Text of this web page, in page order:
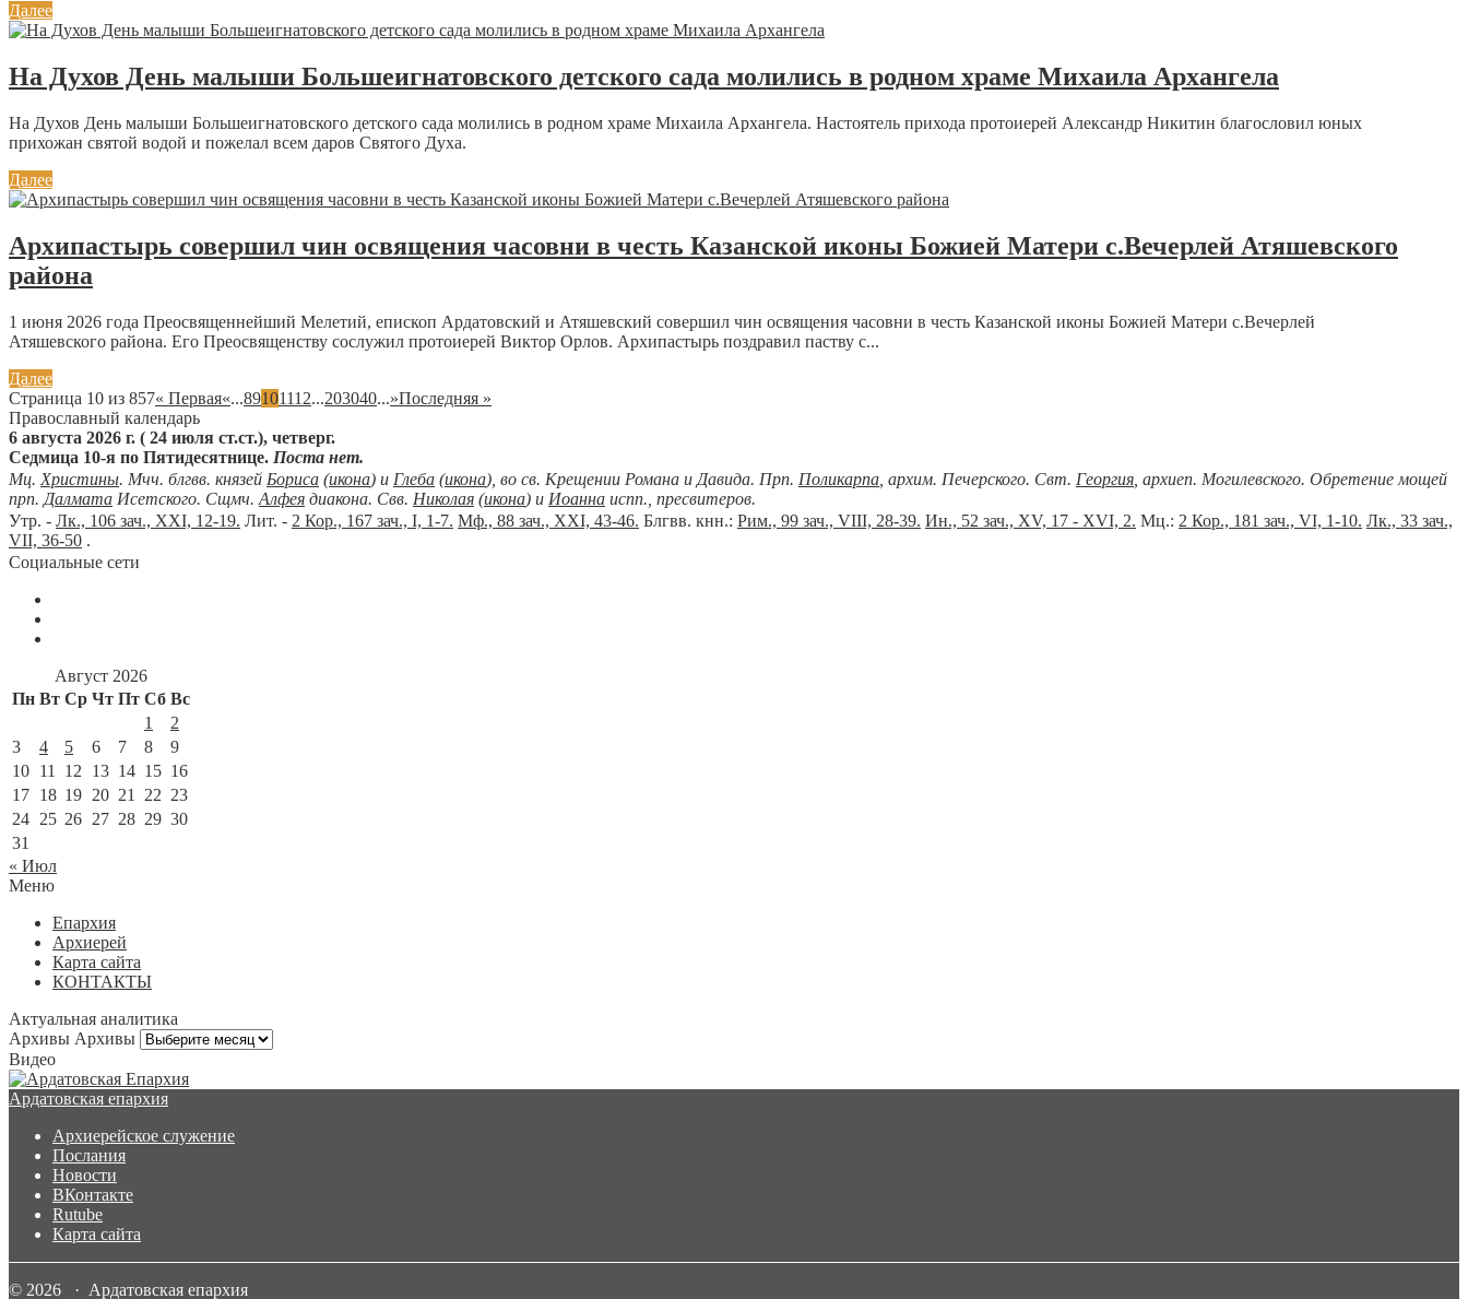
Далее
На Духов День малыши Большеигнатовского детского сада молились в родном храме Михаила Архангела
На Духов День малыши Большеигнатовского детского сада молились в родном храме Михаила Архангела. Настоятель прихода протоиерей Александр Никитин благословил юных
прихожан святой водой и пожелал всем даров Святого Духа.
Далее
Архипастырь совершил чин освящения часовни в честь Казанской иконы Божией Матери с.Вечерлей Атяшевского
района
1 июня 2026 года Преосвященнейший Мелетий, епископ Ардатовский и Атяшевский совершил чин освящения часовни в честь Казанской иконы Божией Матери с.Вечерлей
Атяшевского района. Его Преосвященству сослужил протоиерей Виктор Орлов. Архипастырь поздравил паству с...
Далее
Страница 10 из 857« Первая«...89101112...203040...»Последняя »
Православный календарь
6 августа 2026 г. ( 24 июля ст.ст.), четверг.
Седмица 10-я по Пятидесятнице. Поста нет.
Мц. Христины. Мчч. блгвв. князей Бориса (икона) и Глеба (икона), во св. Крещении Романа и Давида. Прп. Поликарпа , архим. Печерского. Свт. Георгия , архиеп. Могилевского. Обретение мощей
прп. Далмата Исетского. Сщмч. Алфея диакона. Свв. Николая (икона) и Иоанна испп., пресвитеров.
Утр. - Лк., 106 зач., XXI, 12-19. Лит. - 2 Кор., 167 зач., I, 1-7. Мф., 88 зач., XXI, 43-46. Блгвв. кнн.: Рим., 99 зач., VIII, 28-39. Ин., 52 зач., XV, 17 - XVI, 2. Мц.: 2 Кор., 181 зач., VI, 1-10. Лк., 33 зач.,
VII, 36-50 .
Социальные сети
Август 2026
Пн Вт Ср Чт Пт Сб Вс
1
2
3
4 5 6 7 8
9
10 11 12 13 14 15 16
17 18 19 20 21 22 23
24 25 26 27 28 29 30
31
« Июл
Меню
Епархия
Архиерей
Карта сайта
КОНТАКТЫ
Актуальная аналитика
Архивы Архивы
Видео
Ардатовская епархия
Архиерейское служение
Послания
Новости
ВКонтакте
Rutube
Карта сайта
© 2026 · Ардатовская епархия